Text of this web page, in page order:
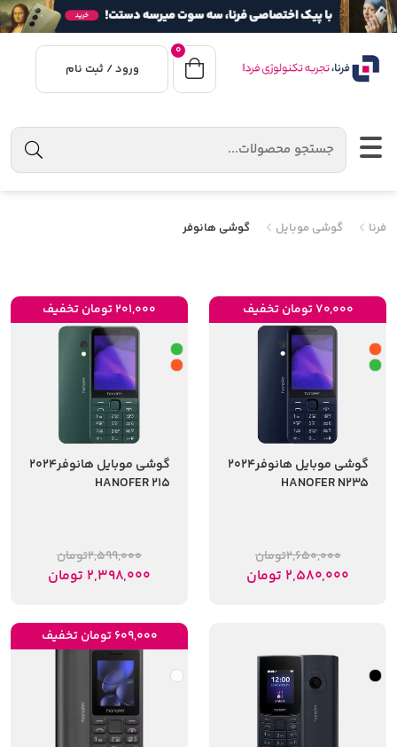
0
ورود / ثبت نام
فرنا گوشی موبایل گوشی هانوفر
گوشی موبایل هانوفر2024
HANOFER N235
2,650,000تومان
2,580,000 تومان
70,000 تومان تخفیف
گوشی موبایل هانوفر2024
HANOFER 215
2,599,000تومان
2,398,000 تومان
201,000 تومان تخفیف
609,000 تومان تخفیف